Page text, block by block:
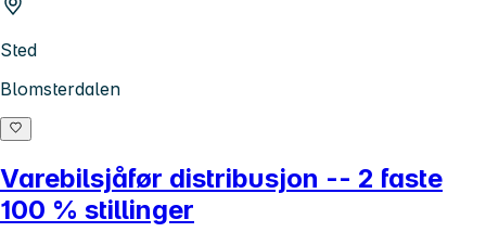
Sted
Blomsterdalen
Varebilsjåfør distribusjon -- 2 faste
100 % stillinger